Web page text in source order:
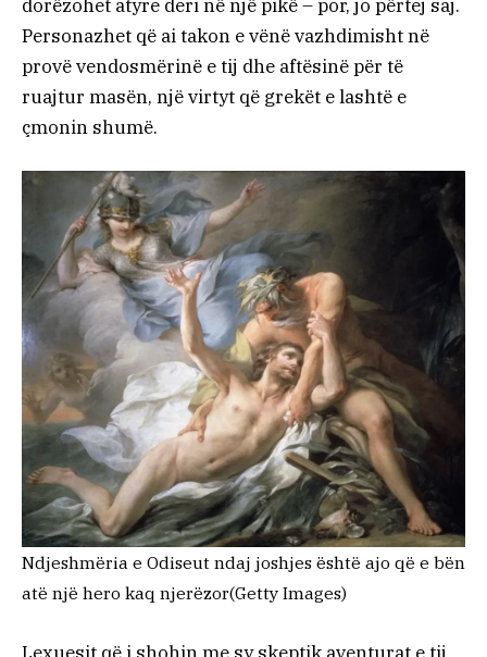
dorëzohet atyre deri në një pikë – por, jo përtej saj.
Personazhet që ai takon e vënë vazhdimisht në
provë vendosmërinë e tij dhe aftësinë për të
ruajtur masën, një virtyt që grekët e lashtë e
çmonin shumë.
Ndjeshmëria e Odiseut ndaj joshjes është ajo që e bën
atë një hero kaq njerëzor(Getty Images)